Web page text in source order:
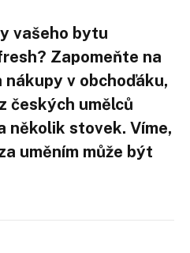
vašeho bytu
Zapomeňte na
v obchoďáku,
českých umělců
několik stovek. Víme,
uměním může být